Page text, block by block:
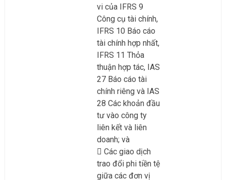
vi của IFRS 9
Công cụ tài chính,
IFRS 10 Báo cáo
tài chính hợp nhất,
IFRS 11 Thỏa
thuận hợp tác, IAS
27 Báo cáo tài
chính riêng và IAS
28 Các khoản đầu
tư vào công ty
liên kết và liên
doanh; và
Các giao dịch
trao đổi phi tiền tệ
giữa các đơn vị